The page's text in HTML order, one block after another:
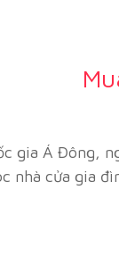
gia Á Đông,
nhà cửa gia